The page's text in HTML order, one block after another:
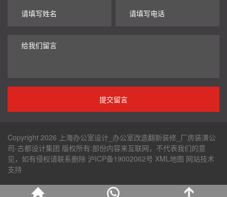
Copyright 2026 上海办公室设计_办公室改造翻新装修_厂房装潢公
司-古都设计集团 版权所有:部份内容来互联网，不代表我们的意
见，如有侵权请联系删除 沪ICP备19002062号 XML地图 网站技术
支持